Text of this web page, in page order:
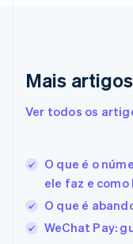
Mais artigos
Ver todos os
O que é o
ele faz e como
O que é
WeChat Pay:
Español English
Estados Unidos
English 简
Estônia
English Svenska
França
FrançaisEnglish
Gibraltar
English